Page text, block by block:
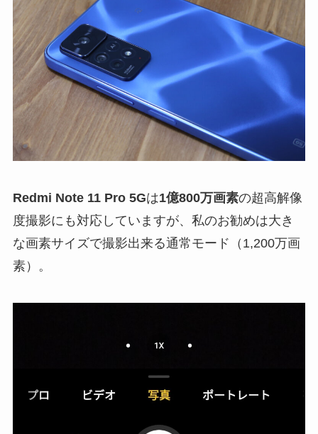
Redmi Note 11 Pro 5Gは1億800万画素の超高解像
度撮影にも対応していますが、私のお勧めは大き
な画素サイズで撮影出来る通常モード（1,200万画
素）。